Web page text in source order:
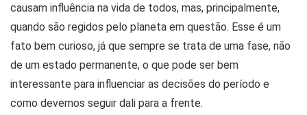
causam influência na vida de todos, mas, principalmente,
quando são regidos pelo planeta em questão. Esse é um
fato bem curioso, já que sempre se trata de uma fase, não
de um estado permanente, o que pode ser bem
interessante para influenciar as decisões do período e
como devemos seguir dali para a frente.